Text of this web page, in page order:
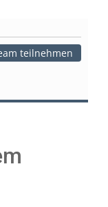
teilnehmen